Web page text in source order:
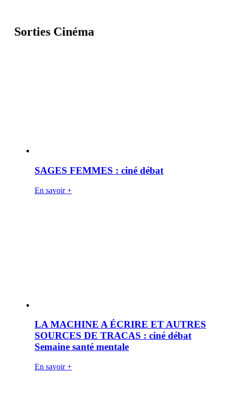
Sorties Cinéma
SAGES FEMMES : ciné débat
En savoir +
LA MACHINE A ÉCRIRE ET AUTRES
SOURCES DE TRACAS : ciné débat
Semaine santé mentale
En savoir +